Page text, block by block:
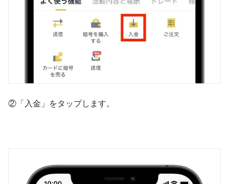
②「入金」をタップします。